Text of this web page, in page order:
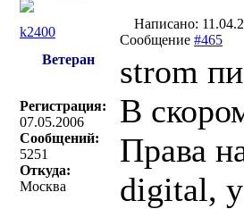
k2400
Написано:
Сообщение #465
Ветеран
Регистрация:
07.05.2006
Сообщений:
5251
Откуда:
Москва
strom
В
Права
digital,